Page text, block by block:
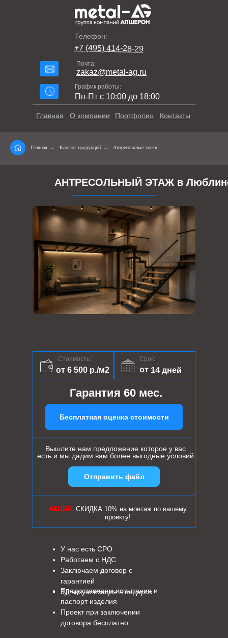
Телефон:
+7 (495) 414-28-29
Почта:
zakaz@metal-ag.ru
График работы:
Пн-Пт с 10:00 до 18:00
Контакты
Портфолио
О компании
Главная
Главная → Каталог продукций → Антресольные этажи
АНТРЕСОЛЬНЫЙ ЭТАЖ в
Срок:
от 14 дней
Стоимость:
от 6 500 р./м2
Гарантия 60 мес.
Бесплатная оценка стоимости
Вышлите нам предложение которое у вас
есть и мы дадим вам более выгодные условий
АКЦИЯ : СКИДКА 10% на монтаж по вашему
проекту!
Предоставляем испытание и
паспорт изделия
Проект при заключении
договора бесплатно
У нас есть СРО
Работаем с НДС
Заключаем договор с
гарантией
3Д визуализация в подарок
Отправить файл